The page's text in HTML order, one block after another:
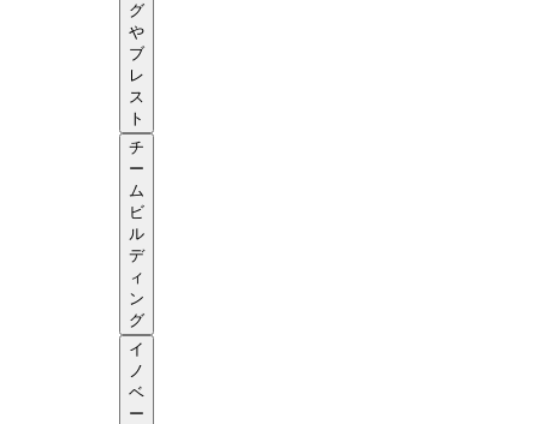
グ
や
ブ
レ
ス
ト
チ
ー
ム
ビ
ル
デ
ィ
ン
グ
イ
ノ
ベ
ー